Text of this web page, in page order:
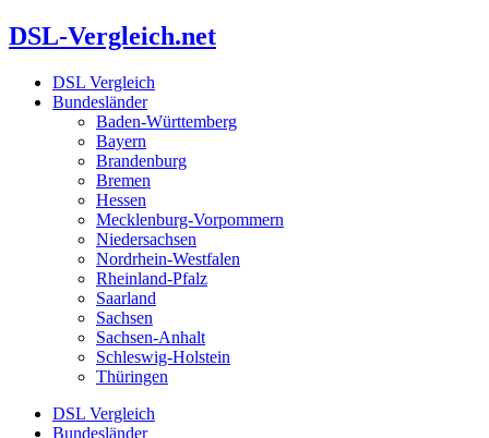
Zum
Inhalt
DSL-Vergleich.net
DSL Vergleich
Bundesländer
Baden-Württemberg
Bayern
Brandenburg
Bremen
Hessen
Mecklenburg-Vorpommern
Niedersachsen
Nordrhein-Westfalen
Rheinland-Pfalz
Saarland
Sachsen
Sachsen-Anhalt
Schleswig-Holstein
Thüringen
DSL Vergleich
Bundesländer